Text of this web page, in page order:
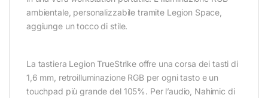
Conferma
ambientale, personalizzabile tramite Legion Space,
aggiunge un tocco di stile.
La tastiera Legion TrueStrike offre una corsa dei tasti di
1,6 mm, retroilluminazione RGB per ogni tasto e un
touchpad più grande del 105%. Per l’audio, Nahimic di
Conferma